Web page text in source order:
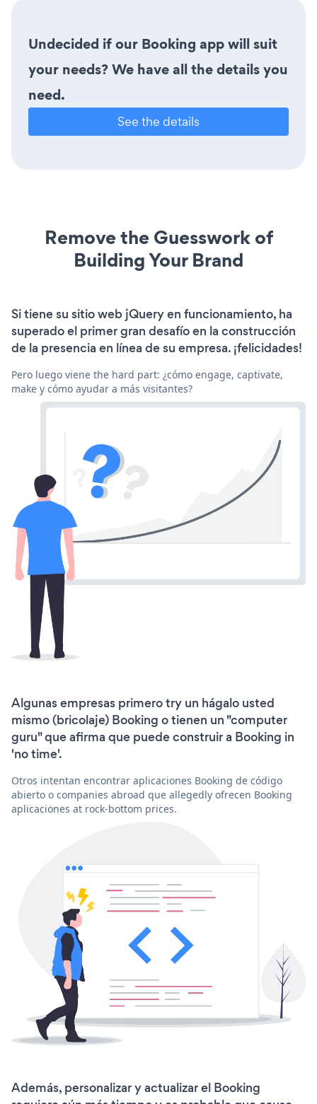
Undecided if our Booking app will suit
your needs? We have all the details you
need.
See the details
Remove the Guesswork of
Building Your Brand
Si tiene su sitio web jQuery en funcionamiento, ha
superado el primer gran desafío en la construcción
de la presencia en línea de su empresa. ¡felicidades!
Pero luego viene the hard part: ¿cómo engage, captivate,
make y cómo ayudar a más visitantes?
Algunas empresas primero try un hágalo usted
mismo (bricolaje) Booking o tienen un "computer
guru" que afirma que puede construir a Booking in
'no time'.
Otros intentan encontrar aplicaciones Booking de código
abierto o companies abroad que allegedly ofrecen Booking
aplicaciones at rock-bottom prices.
Además, personalizar y actualizar el Booking